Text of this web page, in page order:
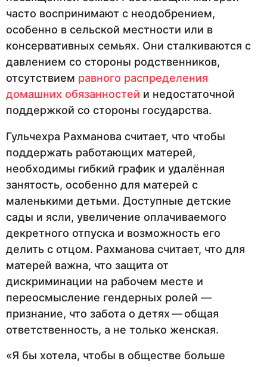
часто воспринимают с неодобрением,
особенно в сельской местности или в
консервативных семьях. Они сталкиваются с
давлением со стороны родственников,
отсутствием равного распределения
домашних обязанностей и недостаточной
поддержкой со стороны государства.
Гульчехра Рахманова считает, что чтобы
поддержать работающих матерей,
необходимы гибкий график и удалённая
занятость, особенно для матерей с
маленькими детьми. Доступные детские
сады и ясли, увеличение оплачиваемого
декретного отпуска и возможность его
делить с отцом. Рахманова считает, что для
матерей важна, что защита от
дискриминации на рабочем месте и
переосмысление гендерных ролей —
признание, что забота о детях — общая
ответственность, а не только женская.
«Я бы хотела, чтобы в обществе больше